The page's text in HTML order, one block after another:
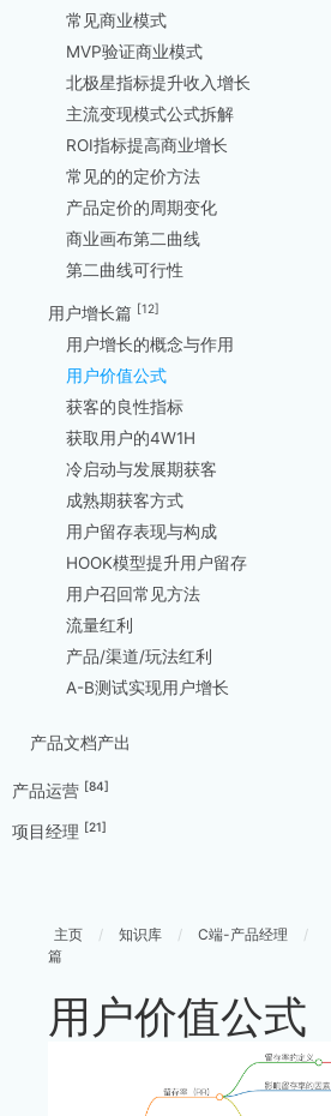
常见商业模式
MVP验证商业模式
北极星指标提升收入增长
主流变现模式公式拆解
ROI指标提高商业增长
常见的的定价方法
产品定价的周期变化
商业画布第二曲线
第二曲线可行性
用户增长篇 [12]
用户增长的概念与作用
用户价值公式
获客的良性指标
获取用户的4W1H
冷启动与发展期获客
成熟期获客方式
用户留存表现与构成
HOOK模型提升用户留存
用户召回常见方法
流量红利
产品/渠道/玩法红利
A-B测试实现用户增长
产品文档产出
产品运营 [84]
项目经理 [21]
主页 / 知识库 / C端-产品经理 /
篇
用户价值公式